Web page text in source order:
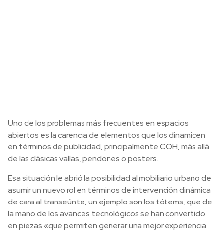
Uno de los problemas más frecuentes en espacios
abiertos es la carencia de elementos que los dinamicen
en términos de publicidad, principalmente OOH, más allá
de las clásicas vallas, pendones o posters.
Esa situación le abrió la posibilidad al mobiliario urbano de
asumir un nuevo rol en términos de intervención dinámica
de cara al transeúnte, un ejemplo son los tótems, que de
la mano de los avances tecnológicos se han convertido
en piezas «que permiten generar una mejor experiencia